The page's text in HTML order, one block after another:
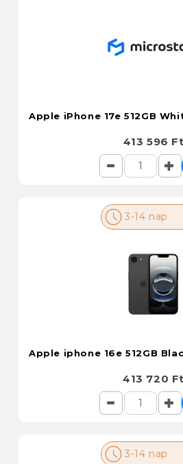
Apple iPhone 17e 512GB
413 596 Ft
3-14 nap
Apple iphone 16e 512GB
413 720 Ft
3-14 nap